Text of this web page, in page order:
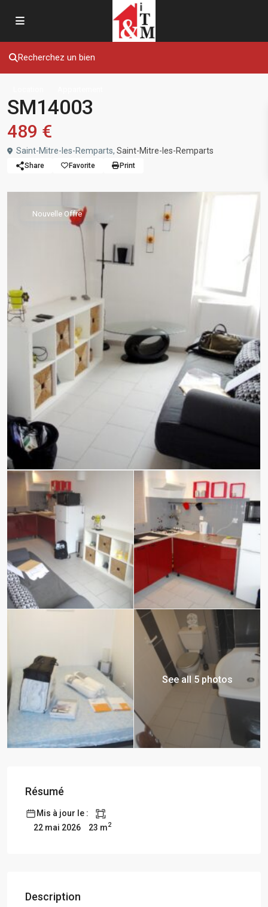
Recherchez un bien
SM14003
489 €
Saint-Mitre-les-Remparts, Saint-Mitre-les-Remparts
Share Favorite Print
Nouvelle Offre
See all 5 photos
Résumé
Mis à jour le :
22 mai 2026
23 m2
Description